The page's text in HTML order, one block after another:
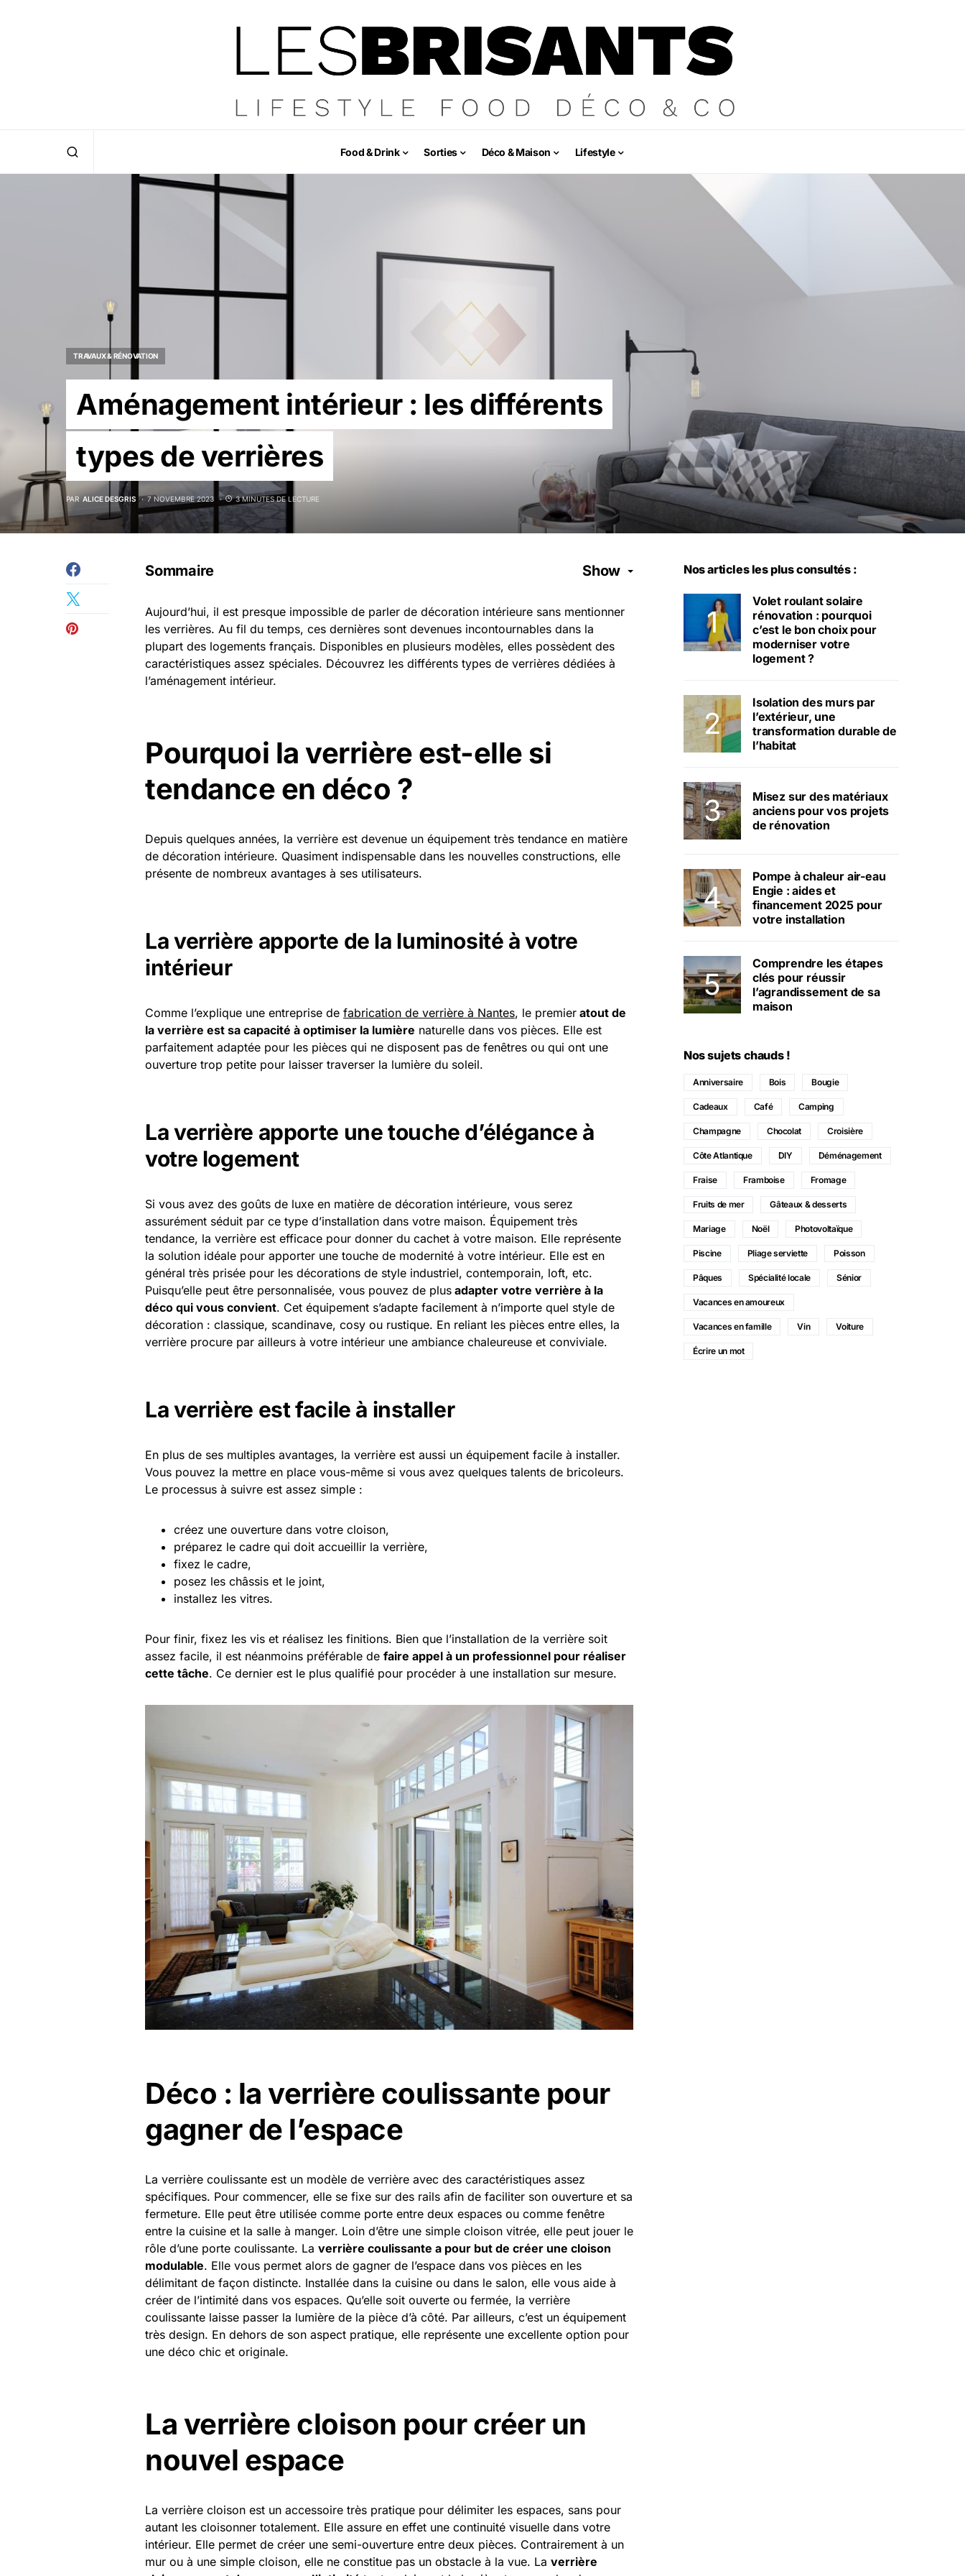
Food & Drink Sorties Déco & Maison Lifestyle
TRAVAUX & RÉNOVATION
Aménagement intérieur : les différents
types de verrières
PAR ALICE DESGRIS 7 NOVEMBRE 2023 3 MINUTES DE LECTURE
Sommaire Show
Aujourd’hui, il est presque impossible de parler de décoration intérieure sans mentionner
les verrières. Au fil du temps, ces dernières sont devenues incontournables dans la
plupart des logements français. Disponibles en plusieurs modèles, elles possèdent des
caractéristiques assez spéciales. Découvrez les différents types de verrières dédiées à
l’aménagement intérieur.
Pourquoi la verrière est-elle si
tendance en déco ?
Depuis quelques années, la verrière est devenue un équipement très tendance en matière
de décoration intérieure. Quasiment indispensable dans les nouvelles constructions, elle
présente de nombreux avantages à ses utilisateurs.
La verrière apporte de la luminosité à votre
intérieur
Comme l’explique une entreprise de fabrication de verrière à Nantes, le premier atout de
la verrière est sa capacité à optimiser la lumière naturelle dans vos pièces. Elle est
parfaitement adaptée pour les pièces qui ne disposent pas de fenêtres ou qui ont une
ouverture trop petite pour laisser traverser la lumière du soleil.
La verrière apporte une touche d’élégance à
votre logement
Si vous avez des goûts de luxe en matière de décoration intérieure, vous serez
assurément séduit par ce type d’installation dans votre maison. Équipement très
tendance, la verrière est efficace pour donner du cachet à votre maison. Elle représente
la solution idéale pour apporter une touche de modernité à votre intérieur. Elle est en
général très prisée pour les décorations de style industriel, contemporain, loft, etc.
Puisqu’elle peut être personnalisée, vous pouvez de plus adapter votre verrière à la
déco qui vous convient. Cet équipement s’adapte facilement à n’importe quel style de
décoration : classique, scandinave, cosy ou rustique. En reliant les pièces entre elles, la
verrière procure par ailleurs à votre intérieur une ambiance chaleureuse et conviviale.
La verrière est facile à installer
En plus de ses multiples avantages, la verrière est aussi un équipement facile à installer.
Vous pouvez la mettre en place vous-même si vous avez quelques talents de bricoleurs.
Le processus à suivre est assez simple :
créez une ouverture dans votre cloison,
préparez le cadre qui doit accueillir la verrière,
fixez le cadre,
posez les châssis et le joint,
installez les vitres.
Pour finir, fixez les vis et réalisez les finitions. Bien que l’installation de la verrière soit
assez facile, il est néanmoins préférable de faire appel à un professionnel pour réaliser
cette tâche. Ce dernier est le plus qualifié pour procéder à une installation sur mesure.
Déco : la verrière coulissante pour
gagner de l’espace
La verrière coulissante est un modèle de verrière avec des caractéristiques assez
spécifiques. Pour commencer, elle se fixe sur des rails afin de faciliter son ouverture et sa
fermeture. Elle peut être utilisée comme porte entre deux espaces ou comme fenêtre
entre la cuisine et la salle à manger. Loin d’être une simple cloison vitrée, elle peut jouer le
rôle d’une porte coulissante. La verrière coulissante a pour but de créer une cloison
modulable. Elle vous permet alors de gagner de l’espace dans vos pièces en les
délimitant de façon distincte. Installée dans la cuisine ou dans le salon, elle vous aide à
créer de l’intimité dans vos espaces. Qu’elle soit ouverte ou fermée, la verrière
coulissante laisse passer la lumière de la pièce d’à côté. Par ailleurs, c’est un équipement
très design. En dehors de son aspect pratique, elle représente une excellente option pour
une déco chic et originale.
La verrière cloison pour créer un
nouvel espace
La verrière cloison est un accessoire très pratique pour délimiter les espaces, sans pour
autant les cloisonner totalement. Elle assure en effet une continuité visuelle dans votre
intérieur. Elle permet de créer une semi-ouverture entre deux pièces. Contrairement à un
mur ou à une simple cloison, elle ne constitue pas un obstacle à la vue. La verrière
Nos articles les plus consultés :
Volet roulant solaire
rénovation : pourquoi
c’est le bon choix pour
moderniser votre
logement ?
Isolation des murs par
l’extérieur, une
transformation durable de
l’habitat
Misez sur des matériaux
anciens pour vos projets
de rénovation
Pompe à chaleur air-eau
Engie : aides et
financement 2025 pour
votre installation
Comprendre les étapes
clés pour réussir
l’agrandissement de sa
maison
Nos sujets chauds !
Anniversaire Bois Bougie
Cadeaux Café Camping
Champagne Chocolat Croisière
Côte Atlantique DIY Déménagement
Fraise Framboise Fromage
Fruits de mer Gâteaux & desserts
Mariage Noël Photovoltaïque
Piscine Pliage serviette Poisson
Pâques Spécialité locale Sénior
Vacances en amoureux
Vacances en famille Vin Voiture
Écrire un mot